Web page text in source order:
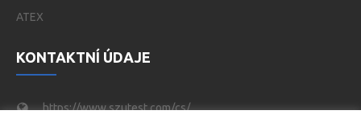
ATEX
KONTAKTNÍ ÚDAJE
https://www.szutest.com/cs/